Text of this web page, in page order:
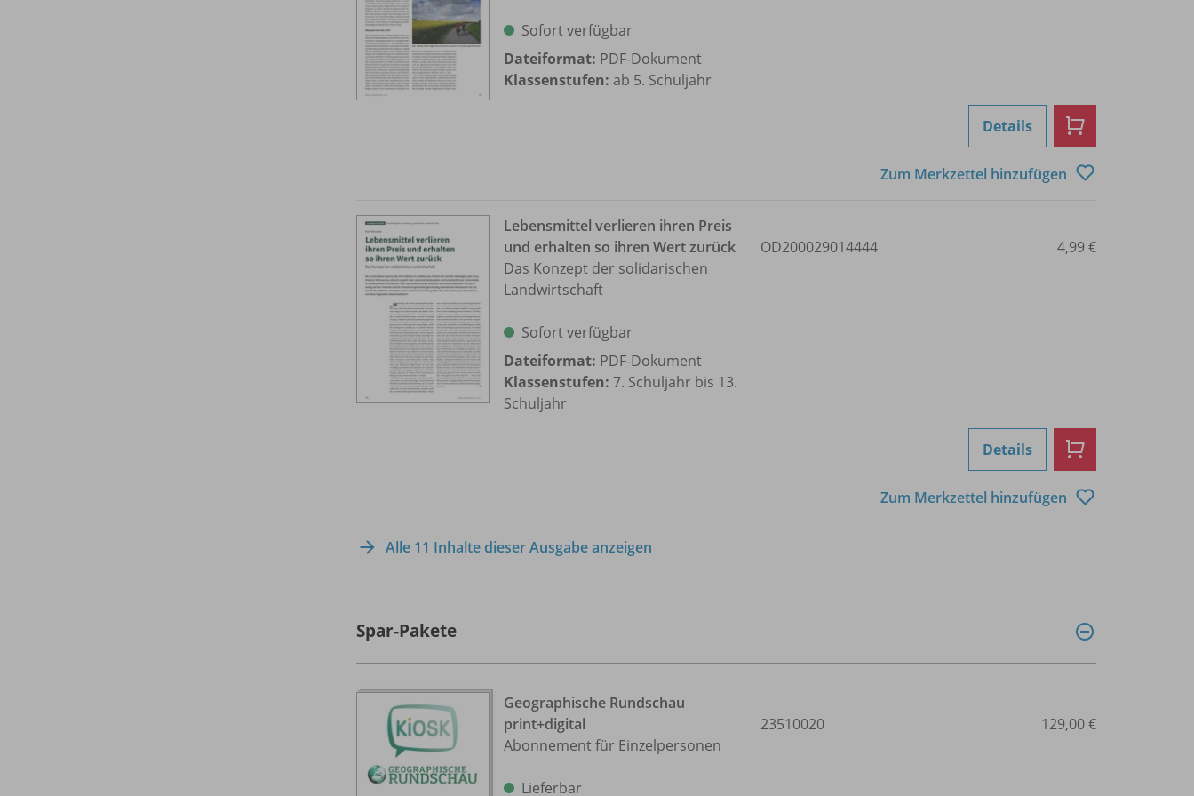
Sofort verfügbar
Dateiformat: PDF-Dokument
Klassenstufen: ab 5. Schuljahr
Details
Zum Merkzettel hinzufügen
Lebensmittel verlieren ihren Preis
und erhalten so ihren Wert zurück
Das Konzept der solidarischen
Landwirtschaft
Sofort verfügbar
Dateiformat: PDF-Dokument
Klassenstufen: 7. Schuljahr bis 13.
Schuljahr
OD200029014444 4,99 €
Details
Zum Merkzettel hinzufügen
Alle 11 Inhalte dieser Ausgabe anzeigen
Spar-Pakete
Geographische Rundschau
print+digital
Abonnement für Einzelpersonen
Lieferbar
23510020 129,00 €